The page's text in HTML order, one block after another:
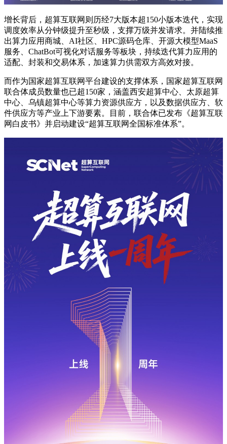
增长背后，超算互联网则历经7大版本超150小版本迭代，实现
调度效率从分钟级提升至秒级，支撑万级并发请求。并陆续推
出算力应用商城、AI社区、HPC源码仓库、开源大模型MaaS
服务、ChatBot可视化对话服务等板块，持续迭代算力应用的
适配、封装和交易体系，加速算力供需双方高效对接。
而作为国家超算互联网平台建设的支撑体系，国家超算互联网
联合体成员数量也已超150家，涵盖西安超算中心、太原超算
中心、乌镇超算中心等算力资源供应方，以及数据供应方、软
件供应方等产业上下游要素。目前，联合体已发布《超算互联
网白皮书》并启动建设“超算互联网全国标准体系”。